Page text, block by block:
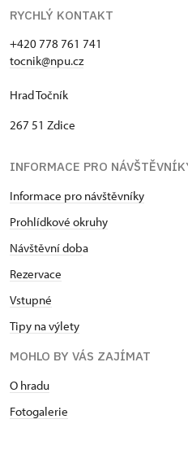
RYCHLÝ KONTAKT
+420 778 761 741
tocnik@npu.cz
Hrad Točník
267 51 Zdice
INFORMACE PRO
Informace pro návštěvníky
Prohlídkové okruhy
Návštěvní doba
Rezervace
Vstupné
Tipy na výlety
MOHLO BY VÁS ZAJÍMAT
O hradu
Fotogalerie